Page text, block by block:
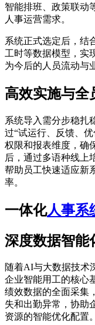
智能排班、政策联动
人事运营需求。
系统正式选定后，结
工时等数据模型，
为今后的人员流动与
高效实施与全
系统导入需分步稳扎
过“试运行、反馈、
权限和报表维度，确
后，通过多语种线上
帮助员工快速适应新
率。
一体化人事系
深度数据智能
随着AI与大数据技术
企业智能用工的核心
绩效数据的全面采集
失和出勤异常，协助
资源的智能优化配置。